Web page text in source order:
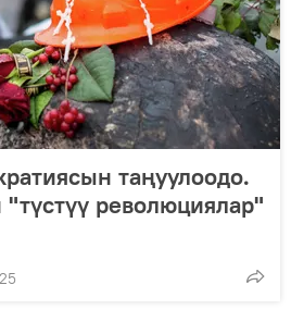
таңуулоодо.
революциялар"